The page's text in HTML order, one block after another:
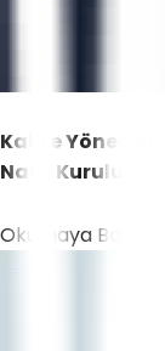
Kalite Yönetim
Nasıl Kurulur?
Okumaya Başla